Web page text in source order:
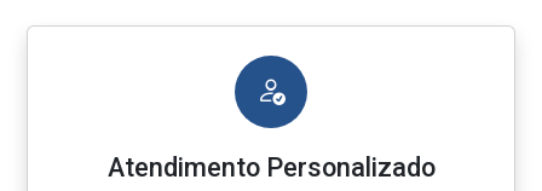
Atendimento Personalizado